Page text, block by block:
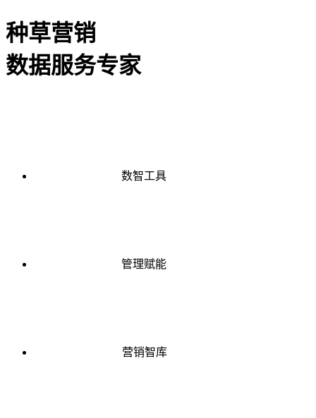
种草营销
数据服务专家
数智工具
管理赋能
营销智库